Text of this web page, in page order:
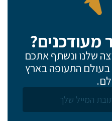
מעודכנים?
שלנו ונשתף אתכם
בעולם התעופה בארץ